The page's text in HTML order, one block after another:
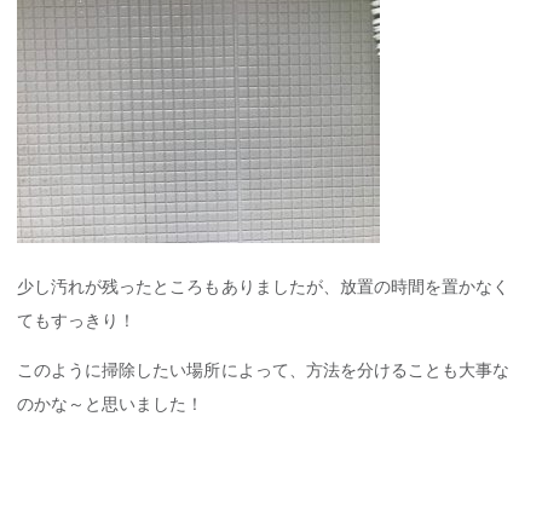
少し汚れが残ったところもありましたが、放置の時間を置かなく
てもすっきり！
このように掃除したい場所によって、方法を分けることも大事な
のかな～と思いました！